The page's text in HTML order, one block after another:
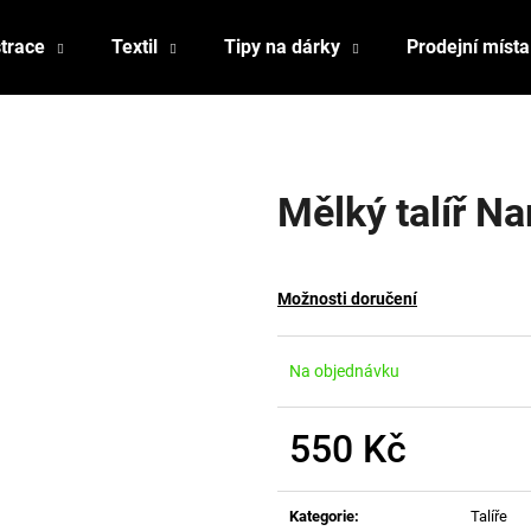
Textil Tipy na dárky Prodejní místa
Mělký talíř
Možnosti doručení
Na objednávku
550 Kč
Kategorie: Talíře
HLEDAT